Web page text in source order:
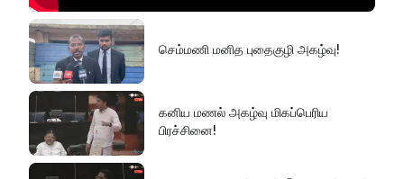
செம்மணி மனித புதைகுழி அகழ்வு!
கனிய மணல் அகழ்வு மிகப்பெரிய
பிரச்சினை!